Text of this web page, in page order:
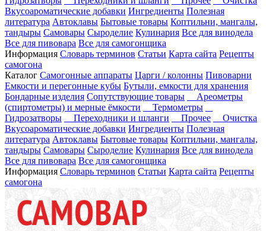
Вкусоароматические добавки Ингредиенты Полезная
литература Автоклавы Бытовые товары Коптильни, мангалы,
тандыры Самовары Сыроделие Кулинария Все для винодела
Все для пивовара Все для самогонщика
Информация Словарь терминов Статьи Карта сайта Рецепты
самогона
Каталог Самогонные аппараты Царги / колонны Пивоварни
Емкости и перегонные кубы Бутыли, емкости для хранения
Бондарные изделия Сопутствующие товары
Ареометры
(спиртометры) и мерные ёмкости
Термометры
Гидрозатворы
Переходники и шланги Прочее
Очистка
Вкусоароматические добавки Ингредиенты Полезная
литература Автоклавы Бытовые товары Коптильни, мангалы,
тандыры Самовары Сыроделие Кулинария Все для винодела
Все для пивовара Все для самогонщика
Информация Словарь терминов Статьи Карта сайта Рецепты
самогона